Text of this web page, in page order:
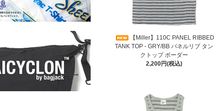
【Miller】110C PANEL RIBBED
TANK TOP - GRY/BB パネルリブ タン
クトップ ボーダー
2,200円(税込)